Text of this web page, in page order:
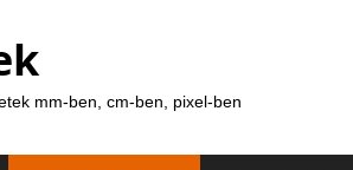
mm-ben, cm-ben, pixel-ben